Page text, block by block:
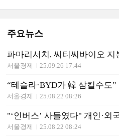
주요뉴스
서울경제 25.09.26 17:44
서울경제 25.08.22 08:26
서울경제 25.08.22 08:24